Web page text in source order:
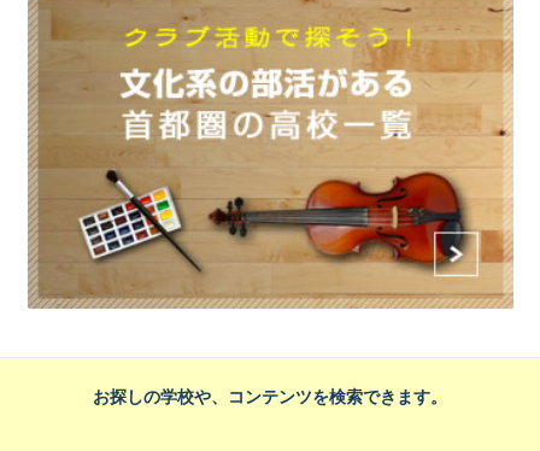
お探しの学校や、コンテンツを検索できます。